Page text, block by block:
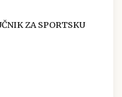
ZA SPORTSKU